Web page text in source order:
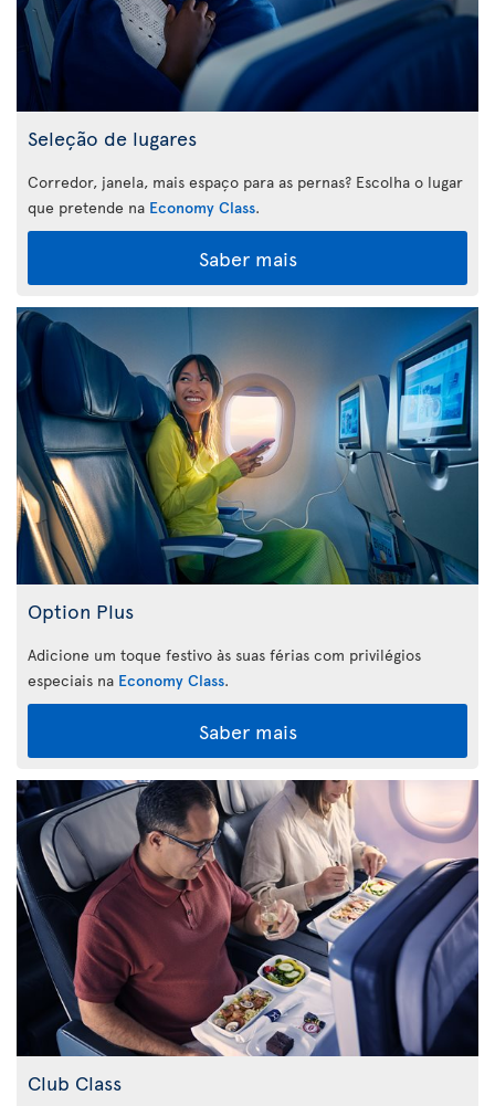
Seleção de lugares
Corredor, janela, mais espaço para as pernas? Escolha o lugar
que pretende na Economy Class.
Saber mais
Option Plus
Adicione um toque festivo às suas férias com privilégios
especiais na Economy Class.
Saber mais
Club Class